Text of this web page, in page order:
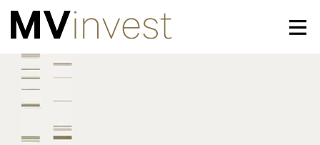
Leistungen
Labels